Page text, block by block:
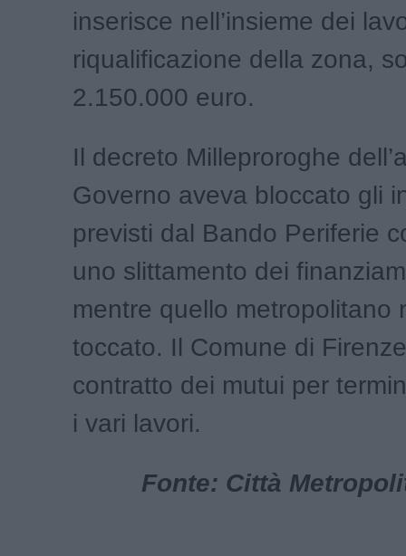
inserisce nell’insieme dei
riqualificazione della zona,
2.150.000 euro.
Il decreto Milleproroghe
Governo aveva bloccato gli
previsti dal Bando Periferie
uno slittamento dei
mentre quello metropolitano
toccato. Il Comune di
contratto dei mutui per
i vari lavori.
Fonte: Città